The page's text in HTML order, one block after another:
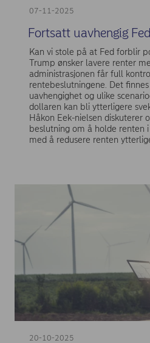
07-11-2025
Fortsatt uavhengig
Kan vi stole på at Fed forblir
Trump ønsker lavere renter
administrasjonen får full
rentebeslutningene. Det
uavhengighet og ulike
dollaren kan bli ytterligere
Håkon Eek-nielsen diskuterer
beslutning om å holde renten
med å redusere renten
20-10-2025